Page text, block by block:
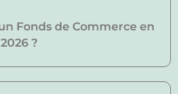
Fonds de Commerce en
2026 ?